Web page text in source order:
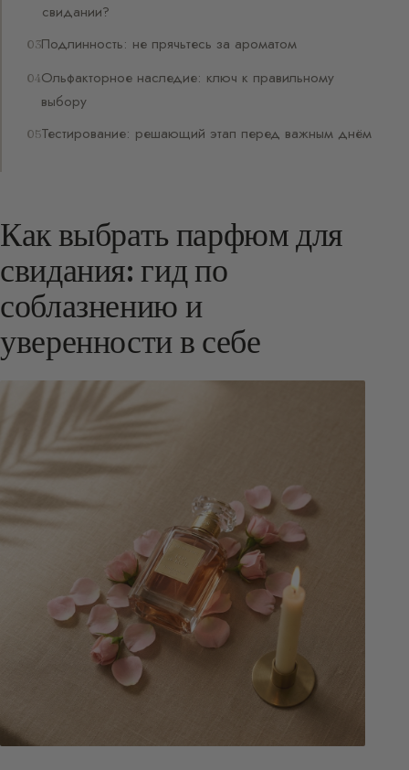
свидании?
Подлинность: не прячьтесь за ароматом
Ольфакторное наследие: ключ к правильному
выбору
Тестирование: решающий этап перед важным днём
Как выбрать парфюм для
свидания: гид по
соблазнению и
уверенности в себе